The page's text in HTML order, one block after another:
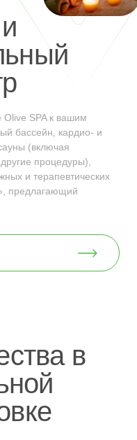
SPA к вашим
бассейн, кардио- и
(включая
процедуры),
и терапевтических
предлагающий
в